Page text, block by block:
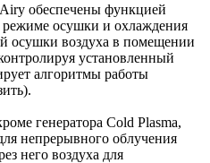
обеспечены функцией
режиме осушки и охлаждения
осушки воздуха в помещении
установленный
алгоритмы работы
генератора Cold Plasma,
непрерывного облучения
него воздуха для